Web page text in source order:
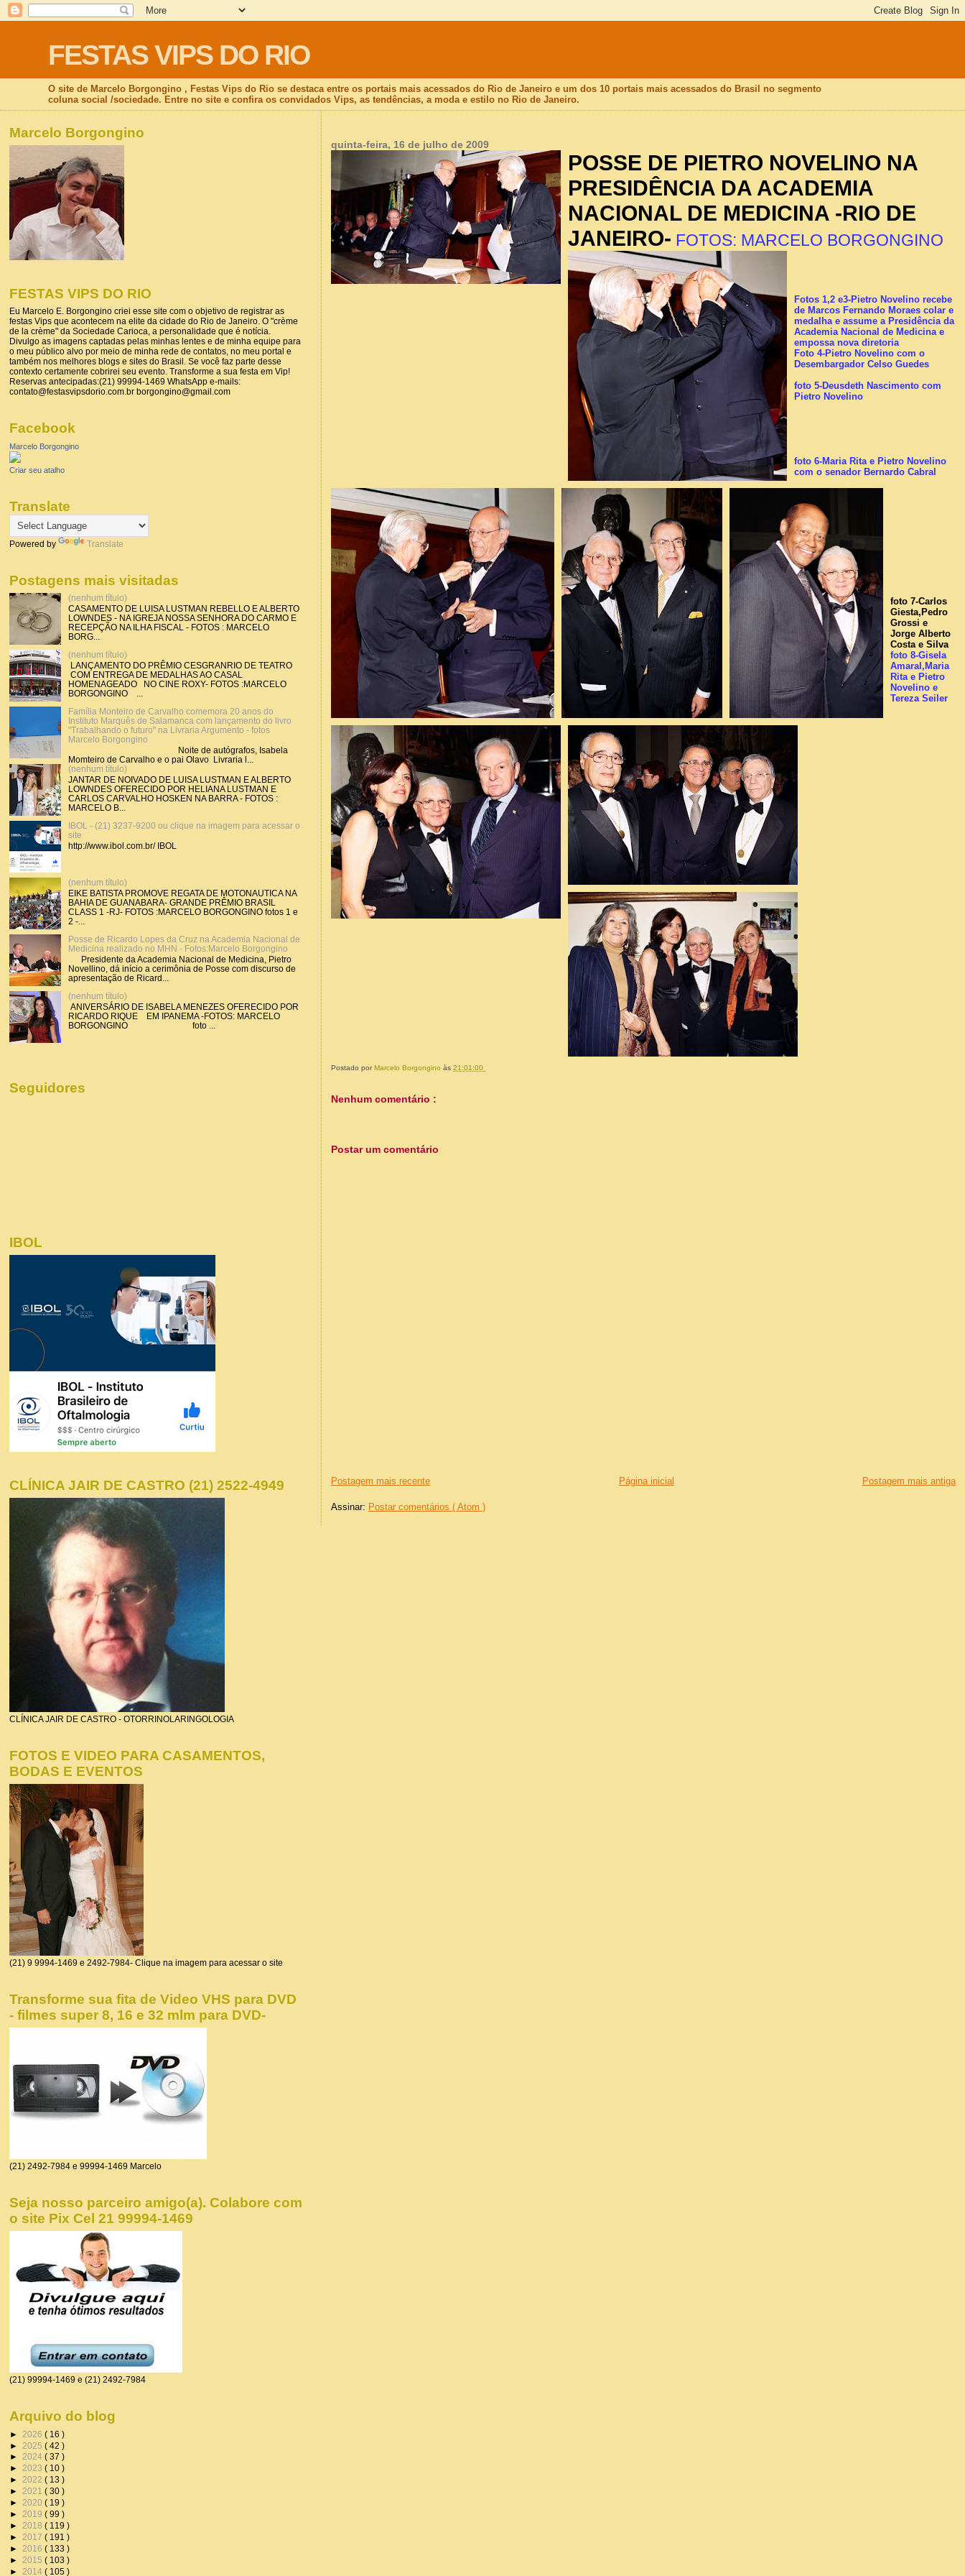
FESTAS VIPS DO RIO
O site de Marcelo Borgongino , Festas Vips do Rio se destaca entre os portais mais acessados do Rio de Janeiro e um dos 10 portais mais acessados do Brasil no segmento
coluna social /sociedade. Entre no site e confira os convidados Vips, as tendências, a moda e estilo no Rio de Janeiro.
quinta-feira, 16 de julho de 2009
POSSE DE PIETRO NOVELINO NA
PRESIDÊNCIA DA ACADEMIA
NACIONAL DE MEDICINA -RIO DE
JANEIRO- FOTOS: MARCELO BORGONGINO
Fotos 1,2 e3-Pietro Novelino recebe
de Marcos Fernando Moraes colar e
medalha e assume a Presidência da
Academia Nacional de Medicina e
empossa nova diretoria
Foto 4-Pietro Novelino com o
Desembargador Celso Guedes
foto 5-Deusdeth Nascimento com
Pietro Novelino
foto 6-Maria Rita e Pietro Novelino
com o senador Bernardo Cabral
foto 7-Carlos
Giesta,Pedro
Grossi e
Jorge Alberto
Costa e Silva
foto 8-Gisela
Amaral,Maria
Rita e Pietro
Novelino e
Tereza Seiler
Postado porMarcelo Borgonginoàs21:01:00
Nenhum comentário :
Postar um comentário
Postagem mais recente Postagem mais antiga
Página inicial
Assinar: Postar comentários ( Atom )
Marcelo Borgongino
FESTAS VIPS DO RIO
Eu Marcelo E. Borgongino criei esse site com o objetivo de registrar as
festas Vips que acontecem na elite da cidade do Rio de Janeiro. O "crème
de la crème" da Sociedade Carioca, a personalidade que é notícia.
Divulgo as imagens captadas pelas minhas lentes e de minha equipe para
o meu público alvo por meio de minha rede de contatos, no meu portal e
também nos melhores blogs e sites do Brasil. Se você faz parte desse
contexto certamente cobrirei seu evento. Transforme a sua festa em Vip!
Reservas antecipadas:(21) 99994-1469 WhatsApp e-mails:
contato@festasvipsdorio.com.br borgongino@gmail.com
Facebook
Marcelo Borgongino
Criar seu atalho
Translate
Powered by Translate
Postagens mais visitadas
(nenhum título)
CASAMENTO DE LUISA LUSTMAN REBELLO E ALBERTO
LOWNDES - NA IGREJA NOSSA SENHORA DO CARMO E
RECEPÇÃO NA ILHA FISCAL - FOTOS : MARCELO
BORG...
(nenhum título)
LANÇAMENTO DO PRÊMIO CESGRANRIO DE TEATRO
COM ENTREGA DE MEDALHAS AO CASAL
HOMENAGEADO NO CINE ROXY- FOTOS :MARCELO
BORGONGINO ...
Família Monteiro de Carvalho comemora 20 anos do
Instituto Marquês de Salamanca com lançamento do livro
"Trabalhando o futuro" na Livraria Argumento - fotos
Marcelo Borgongino
Noite de autógrafos, Isabela
Momteiro de Carvalho e o pai Olavo Livraria l...
(nenhum título)
JANTAR DE NOIVADO DE LUISA LUSTMAN E ALBERTO
LOWNDES OFERECIDO POR HELIANA LUSTMAN E
CARLOS CARVALHO HOSKEN NA BARRA - FOTOS :
MARCELO B...
IBOL - (21) 3237-9200 ou clique na imagem para acessar o
site
http://www.ibol.com.br/ IBOL
(nenhum título)
EIKE BATISTA PROMOVE REGATA DE MOTONAUTICA NA
BAHIA DE GUANABARA- GRANDE PRÊMIO BRASIL
CLASS 1 -RJ- FOTOS :MARCELO BORGONGINO fotos 1 e
2 -...
Posse de Ricardo Lopes da Cruz na Academia Nacional de
Medicina realizado no MHN - Fotos:Marcelo Borgongino
Presidente da Academia Nacional de Medicina, Pietro
Novellino, dá início a cerimônia de Posse com discurso de
apresentação de Ricard...
(nenhum título)
ANIVERSÁRIO DE ISABELA MENEZES OFERECIDO POR
RICARDO RIQUE EM IPANEMA -FOTOS: MARCELO
BORGONGINO foto ...
Seguidores
IBOL
CLÍNICA JAIR DE CASTRO (21) 2522-4949
CLÍNICA JAIR DE CASTRO - OTORRINOLARINGOLOGIA
FOTOS E VIDEO PARA CASAMENTOS,
BODAS E EVENTOS
(21) 9 9994-1469 e 2492-7984- Clique na imagem para acessar o site
Transforme sua fita de Video VHS para DVD
- filmes super 8, 16 e 32 mlm para DVD-
(21) 2492-7984 e 99994-1469 Marcelo
Seja nosso parceiro amigo(a). Colabore com
o site Pix Cel 21 99994-1469
(21) 99994-1469 e (21) 2492-7984
Arquivo do blog
► 2026 ( 16 )
► 2025 ( 42 )
► 2024 ( 37 )
► 2023 ( 10 )
► 2022 ( 13 )
► 2021 ( 30 )
► 2020 ( 19 )
► 2019 ( 99 )
► 2018 ( 119 )
► 2017 ( 191 )
► 2016 ( 133 )
► 2015 ( 103 )
► 2014 ( 105 )